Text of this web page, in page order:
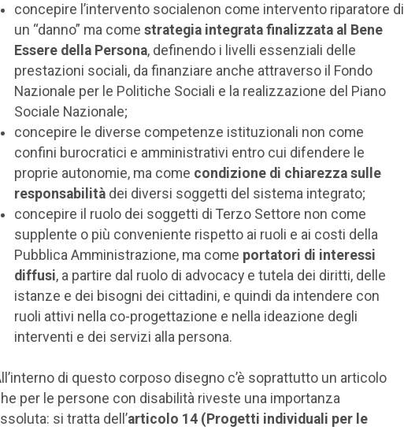
concepire l’intervento socialenon come intervento riparatore di
un “danno” ma come strategia integrata finalizzata al Bene
Essere della Persona, definendo i livelli essenziali delle
prestazioni sociali, da finanziare anche attraverso il Fondo
Nazionale per le Politiche Sociali e la realizzazione del Piano
Sociale Nazionale;
concepire le diverse competenze istituzionali non come
confini burocratici e amministrativi entro cui difendere le
proprie autonomie, ma come condizione di chiarezza sulle
responsabilità dei diversi soggetti del sistema integrato;
concepire il ruolo dei soggetti di Terzo Settore non come
supplente o più conveniente rispetto ai ruoli e ai costi della
Pubblica Amministrazione, ma come portatori di interessi
diffusi, a partire dal ruolo di advocacy e tutela dei diritti, delle
istanze e dei bisogni dei cittadini, e quindi da intendere con
ruoli attivi nella co-progettazione e nella ideazione degli
interventi e dei servizi alla persona.
di questo corposo disegno c’è soprattutto un articolo
per le persone con disabilità riveste una importanza
si tratta dell’articolo 14 (Progetti individuali per le